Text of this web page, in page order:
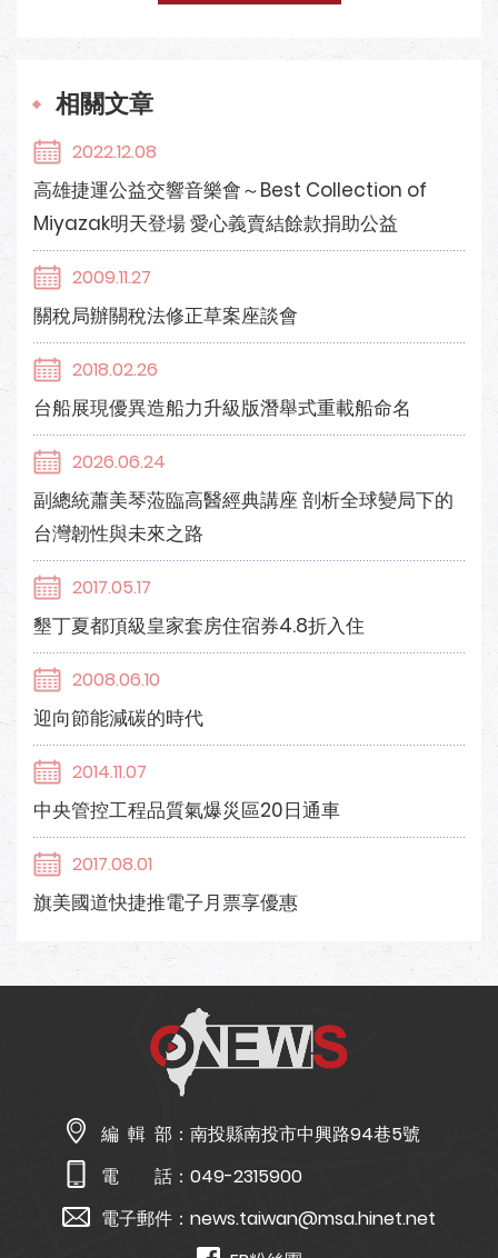
相關文章
2022.12.08
高雄捷運公益交響音樂會～Best Collection of
Miyazak明天登場 愛心義賣結餘款捐助公益
2009.11.27
關稅局辦關稅法修正草案座談會
2018.02.26
台船展現優異造船力升級版潛舉式重載船命名
2026.06.24
副總統蕭美琴蒞臨高醫經典講座 剖析全球變局下的
台灣韌性與未來之路
2017.05.17
墾丁夏都頂級皇家套房住宿券4.8折入住
2008.06.10
迎向節能減碳的時代
2014.11.07
中央管控工程品質氣爆災區20日通車
2017.08.01
旗美國道快捷推電子月票享優惠
編 輯 部： 南投縣南投市中興路94巷5號
電 話： 049-2315900
電子郵件： news.taiwan@msa.hinet.net